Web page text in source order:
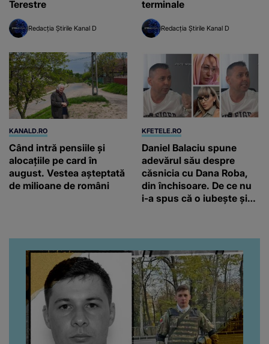
Terestre
Redacția Știrile Kanal D
terminale
Redacția Știrile Kanal D
KANALD.RO
Când intră pensiile și
alocațiile pe card în
august. Vestea așteptată
de milioane de români
KFETELE.RO
Daniel Balaciu spune
adevărul său despre
căsnicia cu Dana Roba,
din închisoare. De ce nu
i-a spus că o iubește și
“Am suflet mare. Eu am
ajutat-o.”